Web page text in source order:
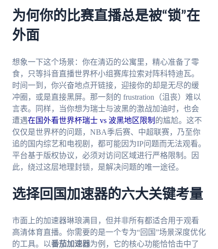
为何你的比赛直播总是被“锁”在
外面
想象一下这个场景：你在清迈的公寓里，精心准备了零
食，只等抖音直播世界杯小组赛库拉索对阵科特迪瓦。
时间一到，你兴奋地点开链接，迎接你的却是无尽的缓
冲圈，或是直接黑屏。那一刻的 frustration（沮丧）难以
言表。同样，当你想为瑞士与波黑的激战加油时，也会
遭遇在国外看世界杯瑞士 vs 波黑地区限制 的尴尬。这不
仅仅是世界杯的问题，NBA季后赛、中超联赛，乃至你
追的国内综艺和电视剧，都可能因为IP问题而无法观看。
平台基于版权协议，必须对访问区域进行严格限制。因
此，绕过这层地理封锁，是解决问题的唯一途径。
选择回国加速器的六大关键考量
市面上的加速器琳琅满目，但并非所有都适合用于观看
高清体育直播。你需要的是一个专为“回国”场景深度优化
的工具。以番茄加速器为例，它的核心功能恰恰击中了